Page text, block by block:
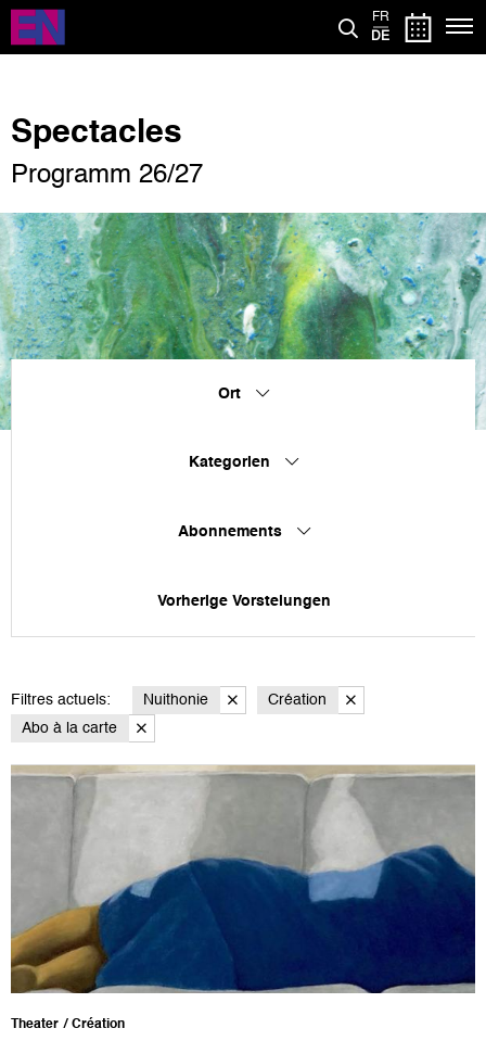
Direkt
zum
Inhalt
FR
DE
Spectacles
Programm 26/27
Ort
Kategorien
Abonnements
Vorherige Vorstelungen
Filtres actuels: Nuithonie
Création
Abo à la carte
Theater Création